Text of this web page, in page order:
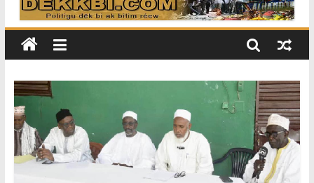
accord de défense
RD Congo: Kinshasa interdit les
exportations de cuivre et de cobalt
production